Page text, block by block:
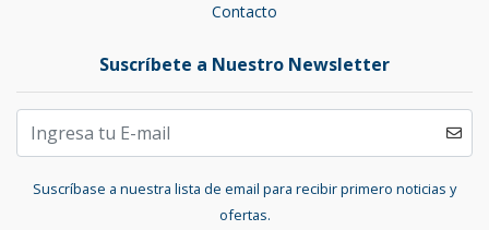
Contacto
Suscríbete a Nuestro Newsletter
Suscríbase a nuestra lista de email para recibir primero noticias y
ofertas.